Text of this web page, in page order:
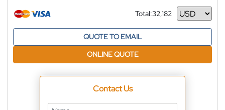
Total:32,182
Currency
QUOTE TO EMAIL
ONLINE QUOTE
Contact Us